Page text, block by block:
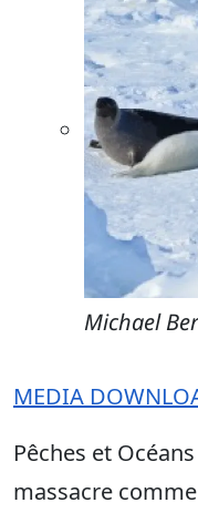
Michael
MEDIA
Pêches et
massacre